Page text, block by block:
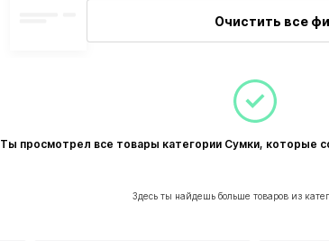
Очистить все
Ты просмотрел все товары категории Сумки, которые
Здесь ты найдешь больше товаров из